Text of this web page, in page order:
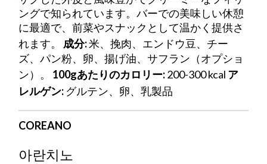
ングで知られています。バーでの美味しい休憩
に最適で、前菜やスナックとして温かく提供さ
れます。 成分:米、挽肉、エンドウ豆、チー
ズ、パン粉、卵、揚げ油、サフラン（オプショ
ン）。 100gあたりのカロリー:200-300 kcal ア
レルゲン: グルテン、卵、乳製品
COREANO
아란치노